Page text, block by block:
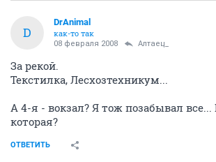
D
DrAnimal
как-то так
08 февраля 2008 Алтаец_
За рекой.
Текстилка, Лесхозтехникум...
А 4-я - вокзал? Я тож позабывал
которая?
ОТВЕТИТЬ